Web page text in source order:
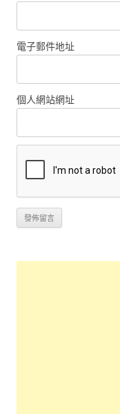
電子郵件地址
個人網站網址